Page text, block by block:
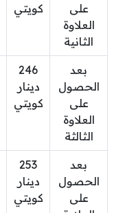
على
العلاوة
الثانية
كويتي
بعد
الحصول
على
العلاوة
الثالثة
246
دينار
كويتي
بعد
الحصول
على
253
دينار
كويتي